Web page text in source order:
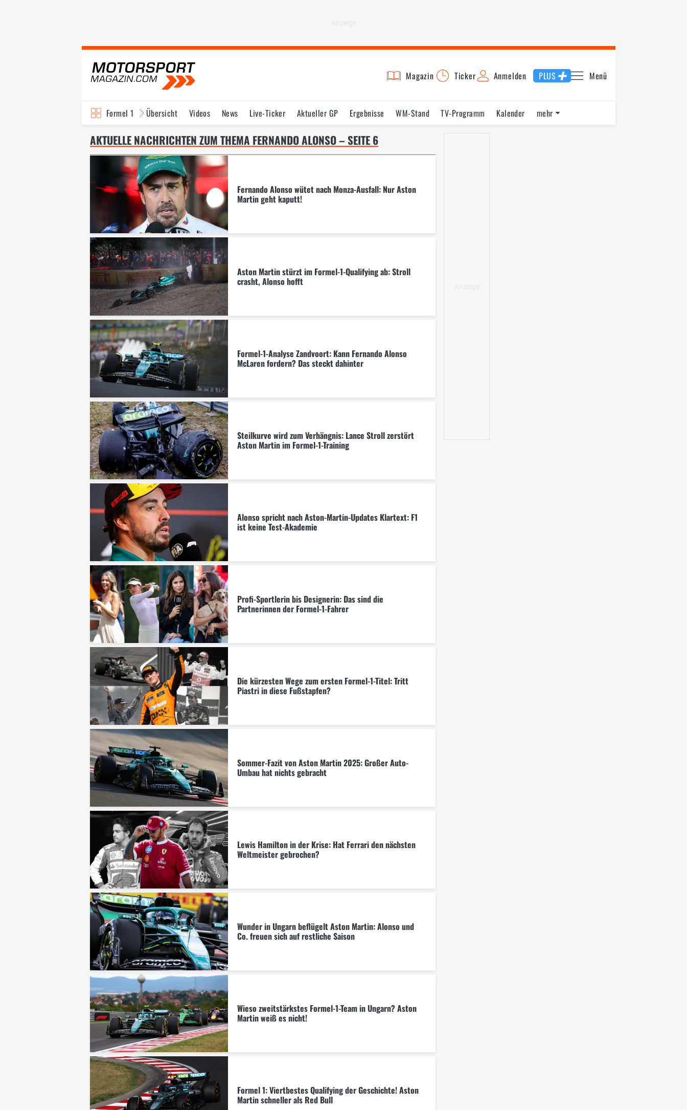
Magazin Ticker Anmelden PLUS Menü
Formel 1 Übersicht Videos News Live-Ticker Aktueller GP Ergebnisse WM-Stand TV-Programm
Kalender
Fahrer & Teams
Bilder Termine Statistik Testfahrten Reglement
mehr
AKTUELLE NACHRICHTEN ZUM THEMA FERNANDO ALONSO – SEITE 6
Fernando Alonso wütet nach Monza-Ausfall: Nur Aston
Martin geht kaputt!
Aston Martin stürzt im Formel-1-Qualifying ab: Stroll
crasht, Alonso hofft
Formel-1-Analyse Zandvoort: Kann Fernando Alonso
McLaren fordern? Das steckt dahinter
Steilkurve wird zum Verhängnis: Lance Stroll zerstört
Aston Martin im Formel-1-Training
Alonso spricht nach Aston-Martin-Updates Klartext: F1
ist keine Test-Akademie
Profi-Sportlerin bis Designerin: Das sind die
Partnerinnen der Formel-1-Fahrer
Die kürzesten Wege zum ersten Formel-1-Titel: Tritt
Piastri in diese Fußstapfen?
Sommer-Fazit von Aston Martin 2025: Großer Auto-
Umbau hat nichts gebracht
Lewis Hamilton in der Krise: Hat Ferrari den nächsten
Weltmeister gebrochen?
Wunder in Ungarn beflügelt Aston Martin: Alonso und
Co. freuen sich auf restliche Saison
Wieso zweitstärkstes Formel-1-Team in Ungarn? Aston
Martin weiß es nicht!
Formel 1: Viertbestes Qualifying der Geschichte! Aston
Martin schneller als Red Bull